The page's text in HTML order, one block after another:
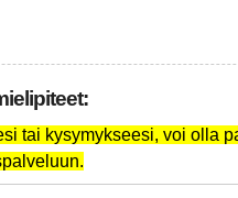
tai kysymykseesi, voi olla